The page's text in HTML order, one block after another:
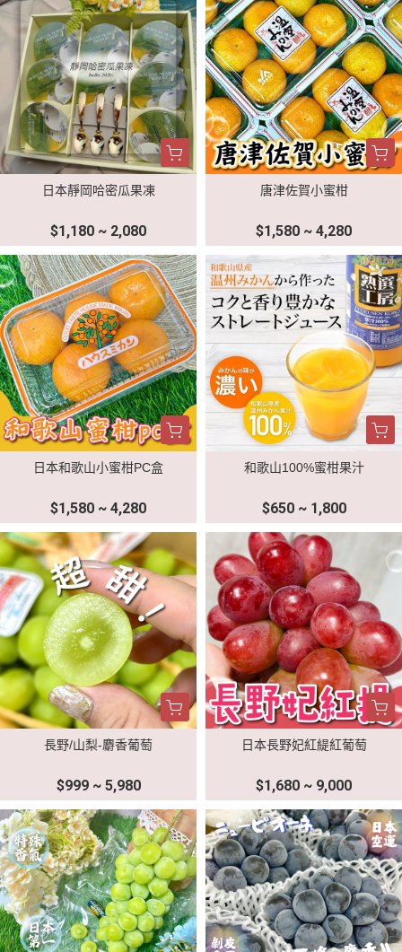
日本靜岡哈密瓜果凍
$1,180 ~ 2,080
唐津佐賀小蜜柑
$1,580 ~ 4,280
日本和歌山小蜜柑PC盒
$1,580 ~ 4,280
和歌山100%蜜柑果汁
$650 ~ 1,800
長野/山梨-麝香葡萄
$999 ~ 5,980
日本長野妃紅緹紅葡萄
$1,680 ~ 9,000